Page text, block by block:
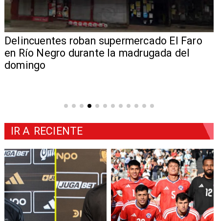
Delincuentes roban supermercado El Faro
en Río Negro durante la madrugada del
domingo
IR A RECIENTE